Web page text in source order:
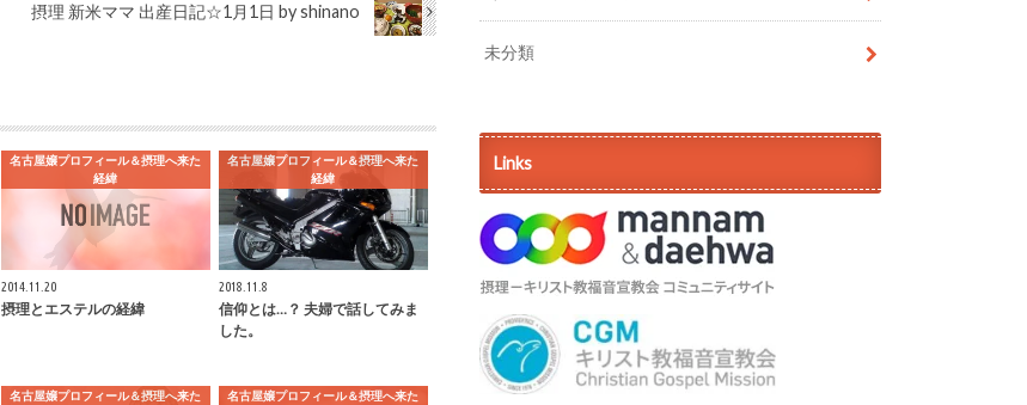
摂理 新米ママ 出産日記☆1月1日 by shinano
名古屋嬢プロフィール＆摂理へ来た
経緯
2014.11.20
摂理とエステルの経緯
名古屋嬢プロフィール＆摂理へ来た
経緯
2018.11.8
信仰とは…？ 夫婦で話してみま
した。
名古屋嬢プロフィール＆摂理へ来た
名古屋嬢プロフィール＆摂理へ来た
未分類
Links